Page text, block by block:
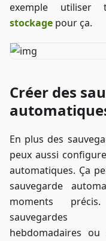
exemple utiliser
stockage pour ça.
Créer des
En plus des
peux aussi
automatiques. Ça
sauvegarde
moments
sauvegardes
hebdomadaires